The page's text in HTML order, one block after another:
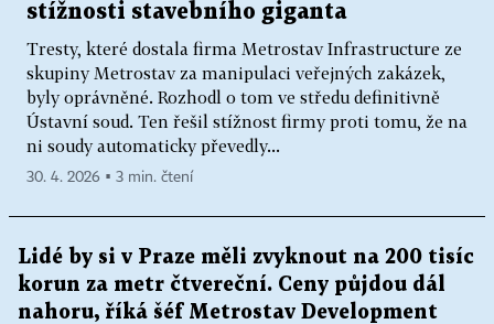
stížnosti stavebního giganta
Tresty, které dostala firma Metrostav Infrastructure ze
skupiny Metrostav za manipulaci veřejných zakázek,
byly oprávněné. Rozhodl o tom ve středu definitivně
Ústavní soud. Ten řešil stížnost firmy proti tomu, že na
ni soudy automaticky převedly...
30. 4. 2026 ▪ 3 min. čtení
Lidé by si v Praze měli zvyknout na 200 tisíc
korun za metr čtvereční. Ceny půjdou dál
nahoru, říká šéf Metrostav Development